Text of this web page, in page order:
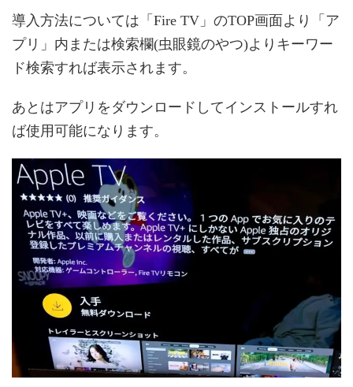
導入方法については「Fire TV」のTOP画面より「ア
プリ」内または検索欄(虫眼鏡のやつ)よりキーワー
ド検索すれば表示されます。
あとはアプリをダウンロードしてインストールすれ
ば使用可能になります。